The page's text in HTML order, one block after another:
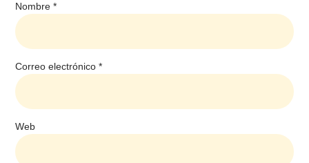
Nombre*
Correo electrónico*
Web